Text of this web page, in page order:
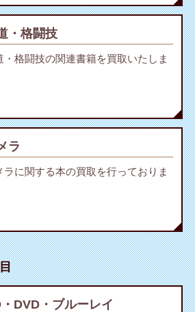
・格闘技
・格闘技の関連書籍を買取いたしま
ラ
ラに関する本の買取を行っておりま
DVD・ブルーレイ